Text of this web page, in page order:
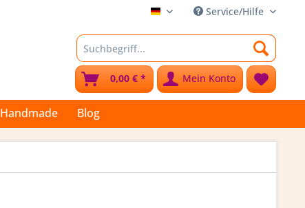
Stoffkleks Service/Hilfe
Mein Konto
0,00 € *
Handmade Blog